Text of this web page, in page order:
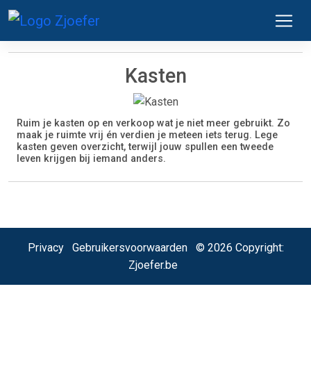
Kasten
Ruim je kasten op en verkoop wat je niet meer gebruikt. Zo
maak je ruimte vrij én verdien je meteen iets terug. Lege
kasten geven overzicht, terwijl jouw spullen een tweede
leven krijgen bij iemand anders.
Privacy Gebruikersvoorwaarden© 2026 Copyright:
Zjoefer.be